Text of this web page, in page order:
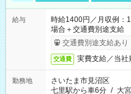
給与
時給1400円／月収例：
場合＋交通費別途支給
交通費別途支給あり
交通費 実費支給／当社
勤務地
さいたま市見沼区
七里駅から車6分 / 大